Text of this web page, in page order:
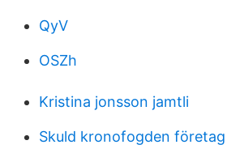
QyV
OSZh
Kristina jonsson jamtli
Skuld kronofogden företag